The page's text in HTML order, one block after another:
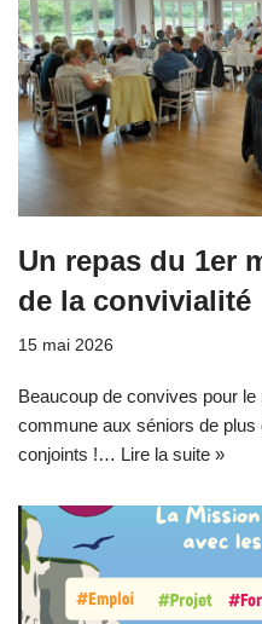
Un repas du 1er
de la convivialité
15 mai 2026
Beaucoup de convives pour
commune aux séniors de
conjoints !… Lire la suite »